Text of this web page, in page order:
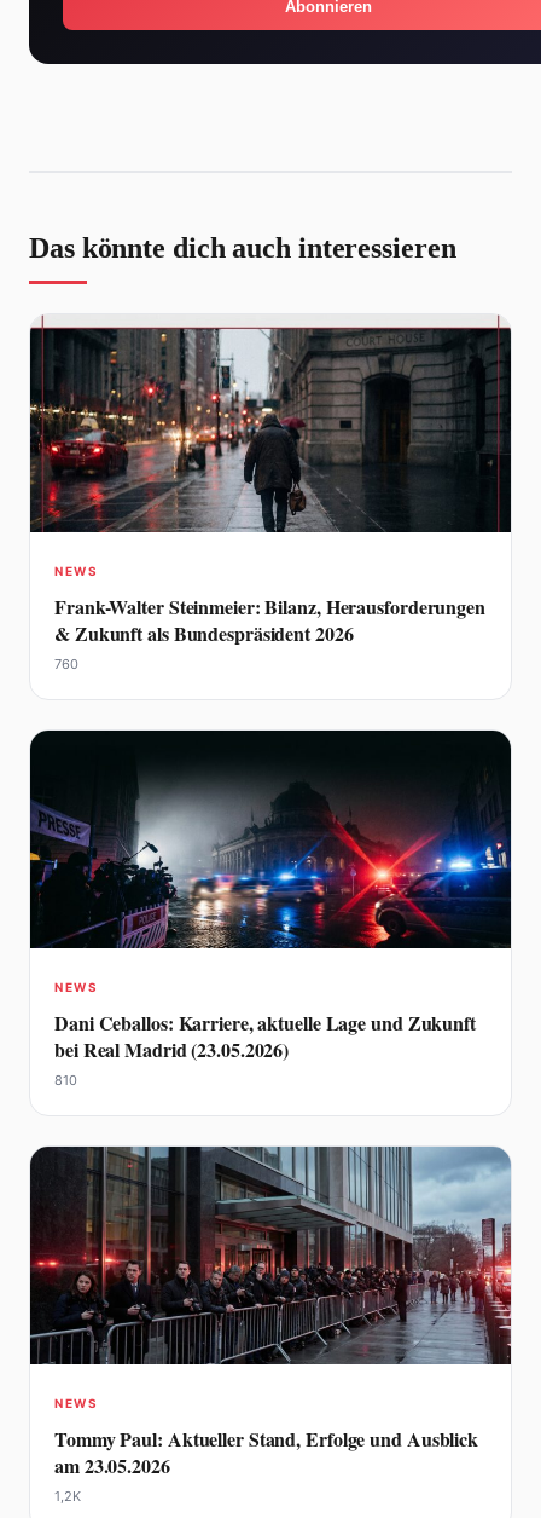
Abonnieren
Das könnte dich auch interessieren
NEWS
Frank-Walter Steinmeier: Bilanz, Herausforderungen
& Zukunft als Bundespräsident 2026
760
NEWS
Dani Ceballos: Karriere, aktuelle Lage und Zukunft
bei Real Madrid (23.05.2026)
810
NEWS
Tommy Paul: Aktueller Stand, Erfolge und Ausblick
am 23.05.2026
1,2K